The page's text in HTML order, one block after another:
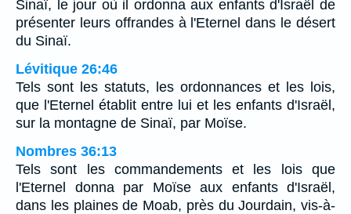
Sinaï, le jour où il ordonna aux enfants d'Israël de
présenter leurs offrandes à l'Eternel dans le désert
du Sinaï.
Lévitique 26:46
Tels sont les statuts, les ordonnances et les lois,
que l'Eternel établit entre lui et les enfants d'Israël,
sur la montagne de Sinaï, par Moïse.
Nombres 36:13
Tels sont les commandements et les lois que
l'Eternel donna par Moïse aux enfants d'Israël,
dans les plaines de Moab, près du Jourdain, vis-à-